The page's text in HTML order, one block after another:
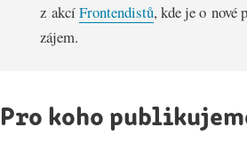
z akcíFrontendistů, kde je o nové
zájem.
Pro koho